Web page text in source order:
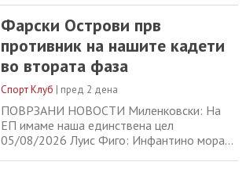
подобри, пред сѐ временски услови ги
полнат батериите за активностите што ќе
ги очекуваат ракометарите кога на ред ќе
дојде натпреварувачкиот дел. Во
комплетен состав, со исклучок
Фарски Острови прв
противник на нашите кадети
во втората фаза
Спорт Клуб | пред 2 дена
ПОВРЗАНИ НОВОСТИ Миленковски: На
ЕП имаме наша единствена цел
05/08/2026 Луис Фиго: Инфантино мора